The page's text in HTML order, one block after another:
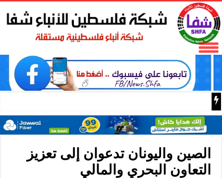
مقالة خاصة: الاقتصاد الصيني يشهد زخما جديدا للنمو بفضل
الصين واليونان تدعوان إلى تعزيز
التعاون البحري والمالي